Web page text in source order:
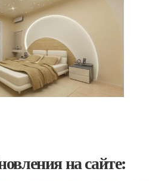
на сайте: